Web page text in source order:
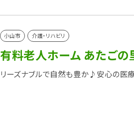
小山市 介護・リハビリ
有料老人ホーム あたごの
リーズナブルで自然も豊か♪安心の医